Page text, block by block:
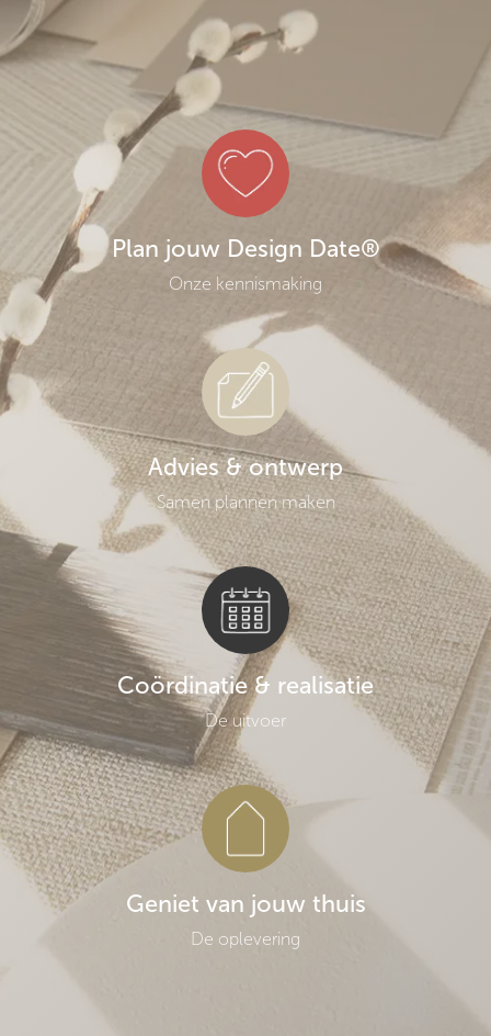
Plan jouw Design Date®
Onze kennismaking
Advies & ontwerp
Samen plannen maken
Coördinatie & realisatie
De uitvoer
Geniet van jouw thuis
De oplevering